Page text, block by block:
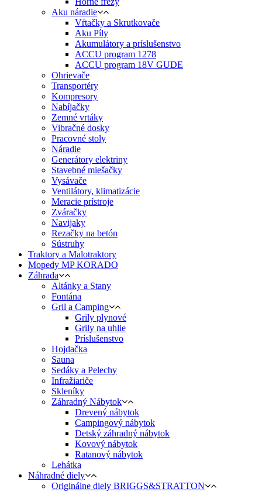
Aku náradie
Vŕtačky a Skrutkovače
Aku Píly
Akumulátory a príslušenstvo
ACCU program 1278
ACCU program 18V GUDE
Ohrievače
Transportéry
Kompresory
Nabíjačky
Zemné vrtáky
Vibračné dosky
Pracovné stoly
Náradie
Generátory elektriny
Stavebné miešačky
Vysávače
Ventilátory, klimatizácie
Meracie prístroje
Zváračky
Navijaky
Rezačky na betón
Sústruhy
Traktory a Malotraktory
Mopedy MP KORADO
Záhrada
Altánky a Stany
Fontána
Gril a Camping
Grily plynové
Grily na uhlie
Príslušenstvo
Hojdačka
Sauna
Sedáky a Pelechy
Infražiariče
Skleníky
Záhradný Nábytok
Drevený nábytok
Campingový nábytok
Detský záhradný nábytok
Kovový nábytok
Ratanový nábytok
Lehátka
Náhradné diely
Originálne diely BRIGGS&STRATTON